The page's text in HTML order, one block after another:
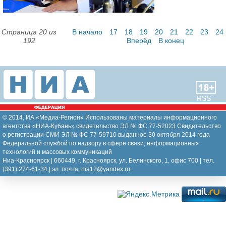
Страница 20 из
192
В начало 17 18 19 20 21 22 23
24
Вперёд
В конец
RSS
© 2014, ИА «Медиа-Регион» Использованы материалы информационного
агентства «НИА-Кубань» свидетельство ЭЛ № ФС 77-52023 Свидетельство
о регистрации СМИ ЭЛ № ФС 77-59710 выданное 30 октября 2014 года
Федеральной службой по надзору в сфере связи, информационных
технологий и массовых коммуникаций
Ниа-Красноярск | 660449, г. Красноярск, ул. Белинского, 1, офис 700 | тел.
(391) 274-61-34,| эл. почта: nia12@yandex.ru